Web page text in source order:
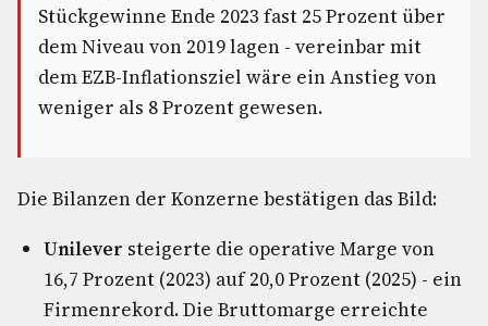
Stückgewinne Ende 2023 fast 25 Prozent über
dem Niveau von 2019 lagen - vereinbar mit
dem EZB-Inflationsziel wäre ein Anstieg von
weniger als 8 Prozent gewesen.
Die Bilanzen der Konzerne bestätigen das Bild:
Unilever steigerte die operative Marge von
16,7 Prozent (2023) auf 20,0 Prozent (2025) - ein
Firmenrekord. Die Bruttomarge erreichte